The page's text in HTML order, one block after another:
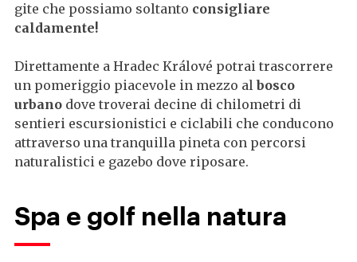
gite che possiamo soltanto consigliare
caldamente!
Direttamente a Hradec Králové potrai trascorrere
un pomeriggio piacevole in mezzo al bosco
urbano dove troverai decine di chilometri di
sentieri escursionistici e ciclabili che conducono
attraverso una tranquilla pineta con percorsi
naturalistici e gazebo dove riposare.
Spa e golf nella natura